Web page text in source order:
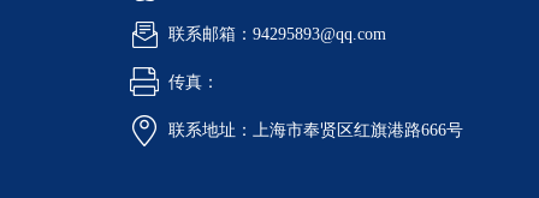
联系邮箱：94295893@qq.com
传真：
联系地址：上海市奉贤区红旗港路666号